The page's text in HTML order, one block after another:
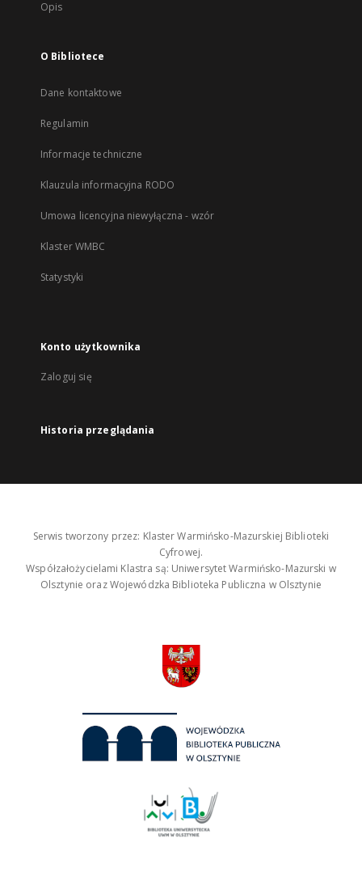
Opis
O Bibliotece
Dane kontaktowe
Regulamin
Informacje techniczne
Klauzula informacyjna RODO
Umowa licencyjna niewyłączna - wzór
Klaster WMBC
Statystyki
Konto użytkownika
Zaloguj się
Historia przeglądania
Serwis tworzony przez: Klaster Warmińsko-Mazurskiej Biblioteki
Cyfrowej.
Współzałożycielami Klastra są: Uniwersytet Warmińsko-Mazurski w
Olsztynie oraz Wojewódzka Biblioteka Publiczna w Olsztynie